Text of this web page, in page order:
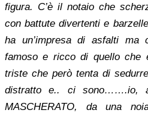
figura. C’è il notaio che
con battute divertenti e
ha un’impresa di asfalti ma
famoso e ricco di quello che
triste che però tenta di
distratto e.. ci sono…….io,
MASCHERATO, da una